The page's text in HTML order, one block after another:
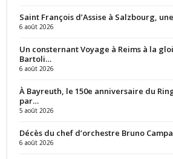
Saint François d’Assise à Salzbourg,
6 août 2026
Un consternant Voyage à Reims à la
Bartoli…
6 août 2026
À Bayreuth, le 150e anniversaire du
par…
5 août 2026
Décès du chef d’orchestre Bruno
6 août 2026